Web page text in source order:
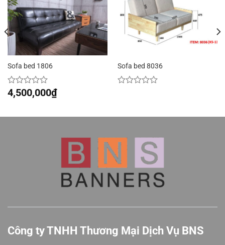
Sofa bed 1806
Được
xếp
0
4,500,000₫
Sofa bed 8036
0
Công ty TNHH Thương Mại Dịch Vụ BNS